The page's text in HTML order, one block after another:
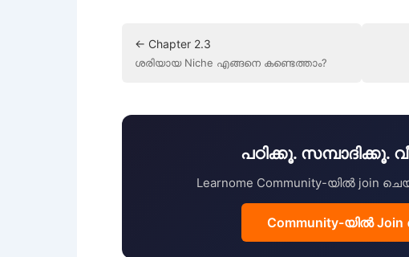
← Chapter 2.3
ശരിയായ Niche എങ്ങനെ കണ്ടെത്താം?
പഠിക്കൂ. സമ്പാദിക്കൂ.
Learnome Community-യിൽ join
Community-യിൽ